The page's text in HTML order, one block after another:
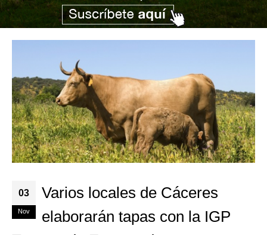
03
Nov
Varios locales de Cáceres
elaborarán tapas con la IGP